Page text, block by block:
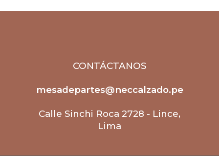
CONTÁCTANOS
mesadepartes@neccalzado.pe
Calle Sinchi Roca 2728 - Lince,
Lima